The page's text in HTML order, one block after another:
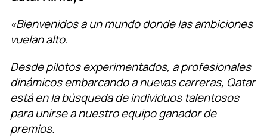
«Bienvenidos a un mundo donde las ambiciones
vuelan alto.
Desde pilotos experimentados, a profesionales
dinámicos embarcando a nuevas carreras, Qatar
está en la búsqueda de individuos talentosos
para unirse a nuestro equipo ganador de
premios.